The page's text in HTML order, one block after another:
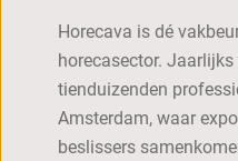
Horecava is dé
horecasector.
tienduizenden
Amsterdam, waar
beslissers